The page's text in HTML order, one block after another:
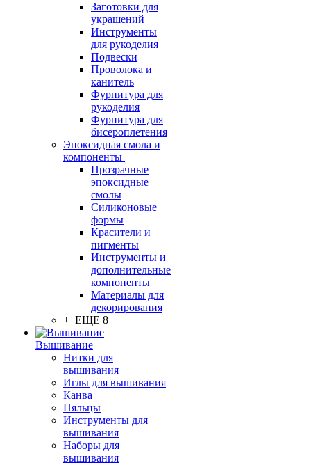
Заготовки для
украшений
Инструменты
для рукоделия
Подвески
Проволока и
канитель
Фурнитура для
рукоделия
Фурнитура для
бисероплетения
Эпоксидная смола и
компоненты
Прозрачные
эпоксидные
смолы
Силиконовые
формы
Красители и
пигменты
Инструменты и
дополнительные
компоненты
Материалы для
декорирования
+ ЕЩЕ 8
Вышивание
Нитки для
вышивания
Иглы для вышивания
Канва
Пяльцы
Инструменты для
вышивания
Наборы для
вышивания